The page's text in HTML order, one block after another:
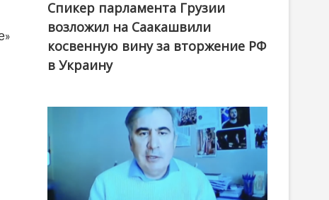
Спикер парламента Грузии
возложил на Саакашвили
косвенную вину за вторжение РФ
в Украину